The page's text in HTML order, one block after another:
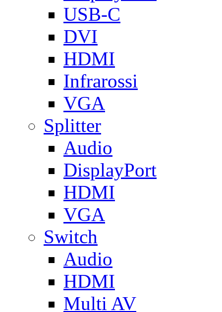
USB-C
DVI
HDMI
Infrarossi
VGA
Splitter
Audio
DisplayPort
HDMI
VGA
Switch
Audio
HDMI
Multi AV